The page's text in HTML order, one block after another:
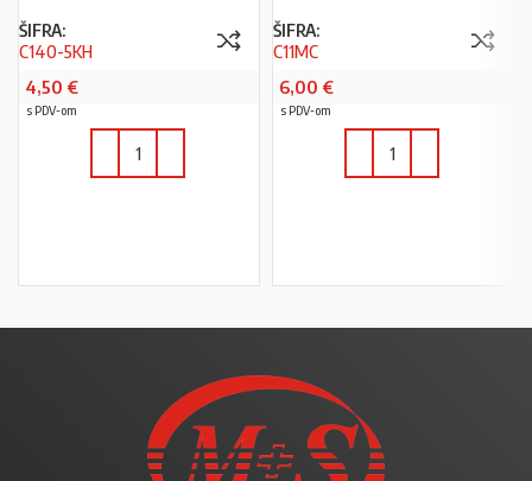
ŠIFRA:
C140-5KH
4,50 €
s PDV-om
ŠIFRA:
C11MC
6,00 €
s PDV-om